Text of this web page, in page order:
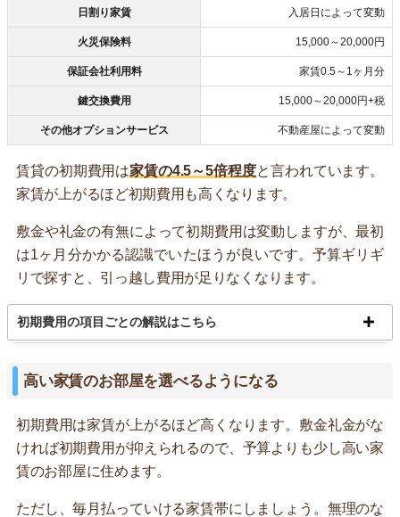
日割り家賃 入居日によって変動
火災保険料 15,000～20,000円
保証会社利用料 家賃0.5～1ヶ月分
鍵交換費用 15,000～20,000円+税
その他オプションサービス 不動産屋によって変動
賃貸の初期費用は家賃の4.5～5倍程度と言われています。
家賃が上がるほど初期費用も高くなります。
敷金や礼金の有無によって初期費用は変動しますが、最初
は1ヶ月分かかる認識でいたほうが良いです。予算ギリギ
リで探すと、引っ越し費用が足りなくなります。
初期費用の項目ごとの解説はこちら
高い家賃のお部屋を選べるようになる
初期費用は家賃が上がるほど高くなります。敷金礼金がな
ければ初期費用が抑えられるので、予算よりも少し高い家
賃のお部屋に住めます。
ただし、毎月払っていける家賃帯にしましょう。無理のな